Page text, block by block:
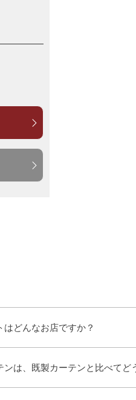
はどんなお店ですか？
ンは、既製カーテンと比べてど